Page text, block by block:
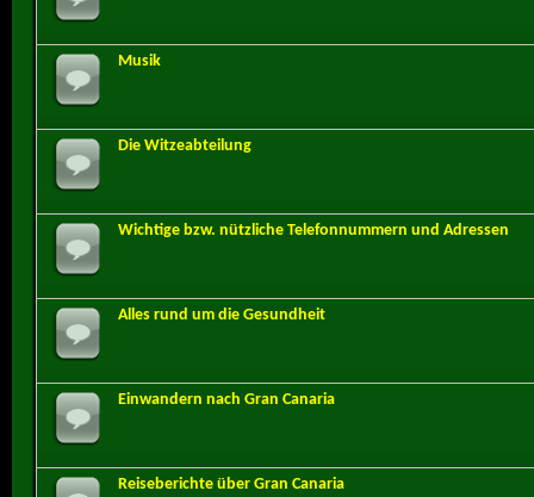
Musik
Die Witzeabteilung
Wichtige bzw. nützliche Telefonnummern und Adressen
Alles rund um die Gesundheit
Einwandern nach Gran Canaria
Reiseberichte über Gran Canaria